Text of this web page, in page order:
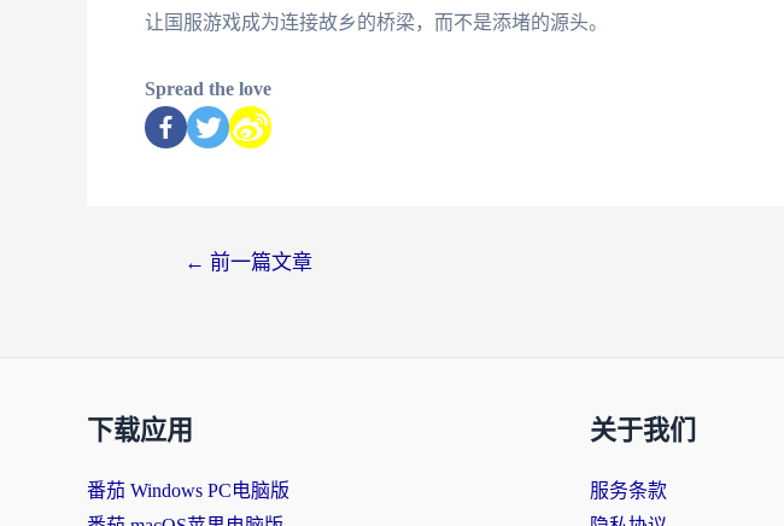
让国服游戏成为连接故乡的桥梁，而不是添堵的源头。
Spread the love
← 前一篇文章
下载应用
番茄 Windows PC电脑版
关于我们
服务条款